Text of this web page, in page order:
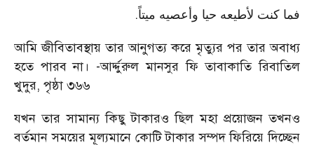
فما كنت لأطيعه حيا وأعصيه ميتاً.
আমি জীবিতাবস্থায় তার আনুগত্য করে মৃত্যুর পর তার অবাধ্য
হতে পারব না। -আর্দ্দুরুল মানসুর ফি তাবাকাতি রিবাতিল
খুদুর, পৃষ্ঠা ৩৬৬
যখন তার সামান্য কিছু টাকারও ছিল মহা প্রয়োজন তখনও
বর্তমান সময়ের মূল্যমানে কোটি টাকার সম্পদ ফিরিয়ে দিচ্ছেন